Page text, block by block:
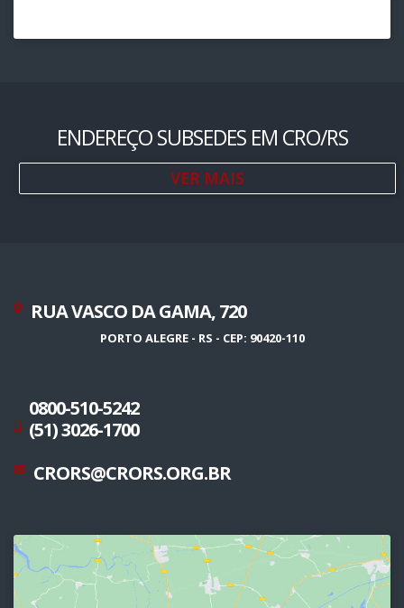
ENDEREÇO SUBSEDES EM CRO/RS
VER MAIS
RUA VASCO DA GAMA, 720
PORTO ALEGRE - RS - CEP: 90420-110
0800-510-5242
(51) 3026-1700
CRORS@CRORS.ORG.BR